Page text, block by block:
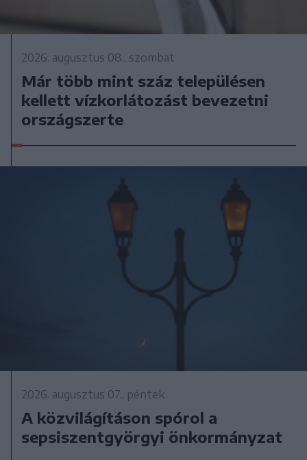
2026. augusztus 08., szombat
Már több mint száz településen
kellett vízkorlátozást bevezetni
országszerte
2026. augusztus 07., péntek
A közvilágításon spórol a
sepsiszentgyörgyi önkormányzat